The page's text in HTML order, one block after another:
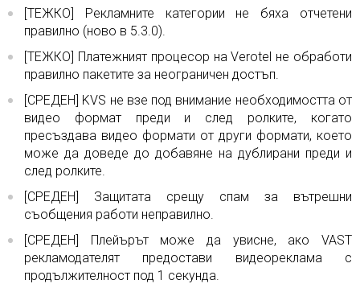
[ТЕЖКО] Рекламните категории не бяха отчетени
правилно (ново в 5.3.0).
[ТЕЖКО] Платежният процесор на Verotel не обработи
правилно пакетите за неограничен достъп.
[СРЕДЕН] KVS не взе под внимание необходимостта от
видео формат преди и след ролките, когато
пресъздава видео формати от други формати, което
може да доведе до добавяне на дублирани преди и
след ролките.
[СРЕДЕН] Защитата срещу спам за вътрешни
съобщения работи неправилно.
[СРЕДЕН] Плейърът може да увисне, ако VAST
рекламодателят предостави видеореклама с
продължителност под 1 секунда.